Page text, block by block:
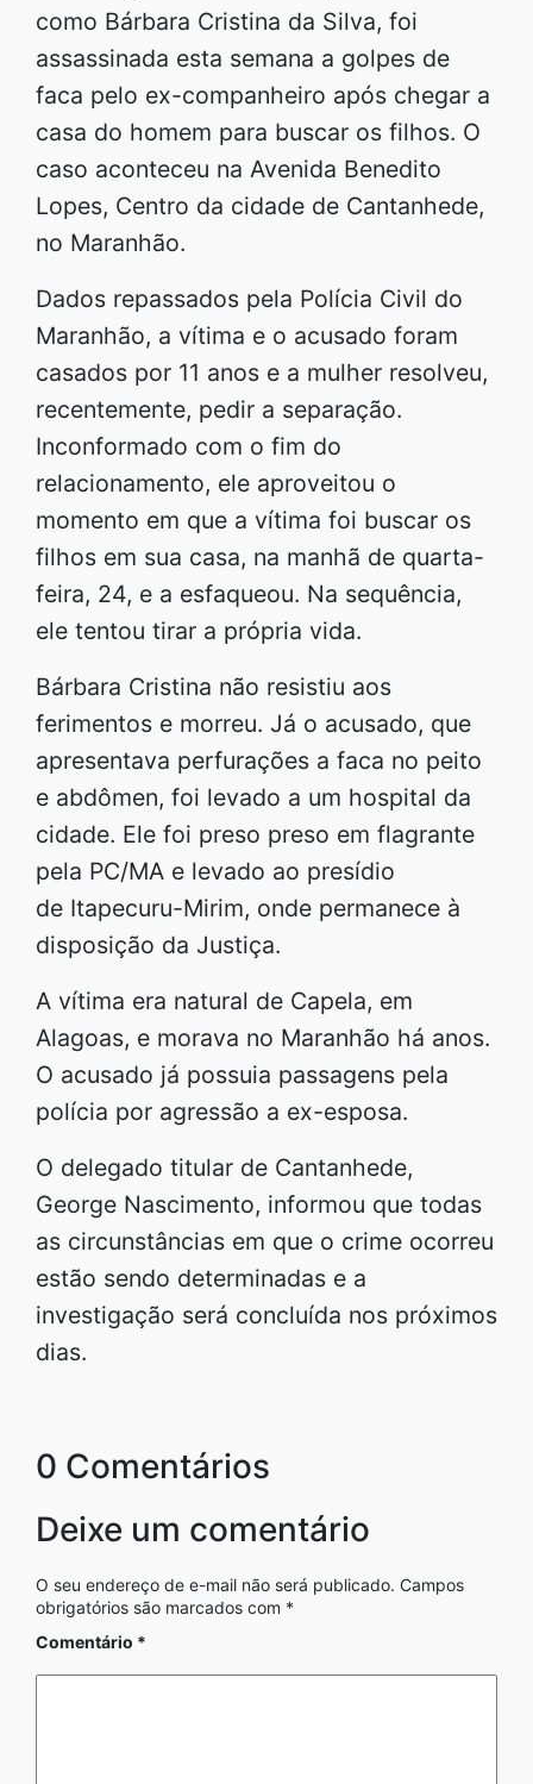
como Bárbara Cristina da Silva, foi
assassinada esta semana a golpes de
faca pelo ex-companheiro após chegar a
casa do homem para buscar os filhos. O
caso aconteceu na Avenida Benedito
Lopes, Centro da cidade de Cantanhede,
no Maranhão.
Dados repassados pela Polícia Civil do
Maranhão, a vítima e o acusado foram
casados por 11 anos e a mulher resolveu,
recentemente, pedir a separação.
Inconformado com o fim do
relacionamento, ele aproveitou o
momento em que a vítima foi buscar os
filhos em sua casa, na manhã de quarta-
feira, 24, e a esfaqueou. Na sequência,
ele tentou tirar a própria vida.
Bárbara Cristina não resistiu aos
ferimentos e morreu. Já o acusado, que
apresentava perfurações a faca no peito
e abdômen, foi levado a um hospital da
cidade. Ele foi preso preso em flagrante
pela PC/MA e levado ao presídio
de Itapecuru-Mirim, onde permanece à
disposição da Justiça.
A vítima era natural de Capela, em
Alagoas, e morava no Maranhão há anos.
O acusado já possuia passagens pela
polícia por agressão a ex-esposa.
O delegado titular de Cantanhede,
George Nascimento, informou que todas
as circunstâncias em que o crime ocorreu
estão sendo determinadas e a
investigação será concluída nos próximos
dias.
0 Comentários
Deixe um comentário
O seu endereço de e-mail não será publicado. Campos
obrigatórios são marcados com *
Comentário *